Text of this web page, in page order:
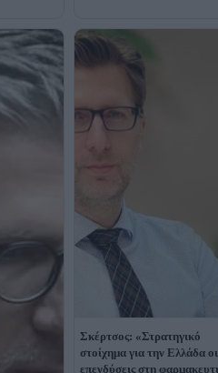
Σκέρτσος: «Στρατηγικό
στοίχημα για την Ελλάδα οι
επενδύσεις στη